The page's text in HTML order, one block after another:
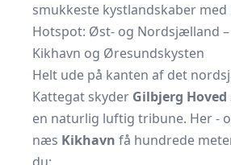
smukkeste kystlandskaber med
Hotspot: Øst- og Nordsjælland –
Kikhavn og Øresundskysten
Helt ude på kanten af det
Kattegat skyder Gilbjerg Hoved
en naturlig luftig tribune. Her -
næs Kikhavn få hundrede